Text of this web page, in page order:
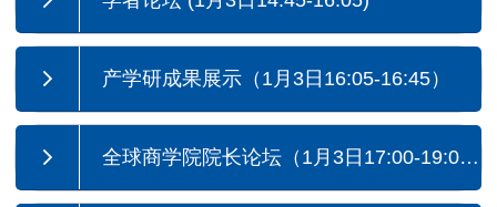
产学研成果展示（1月3日16:05-16:45）
全球商学院院长论坛（1月3日17:00-19:0
0）